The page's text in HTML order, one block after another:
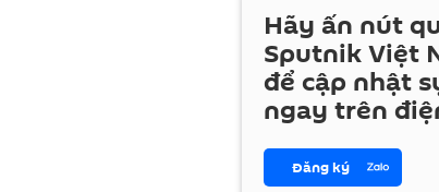
Hãy ấn nút
Sputnik Việt
để cập nhật
ngay trên
Đăng ký